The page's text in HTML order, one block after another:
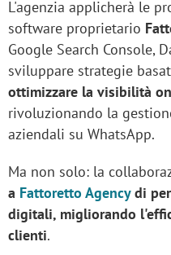
L'agenzia applicherà le
software proprietario
Google Search Console,
sviluppare strategie
ottimizzare la visibilità
rivoluzionando la
aziendali su WhatsApp.
Ma non solo: la
a Fattoretto Agencydi
digitali, migliorando
clienti.